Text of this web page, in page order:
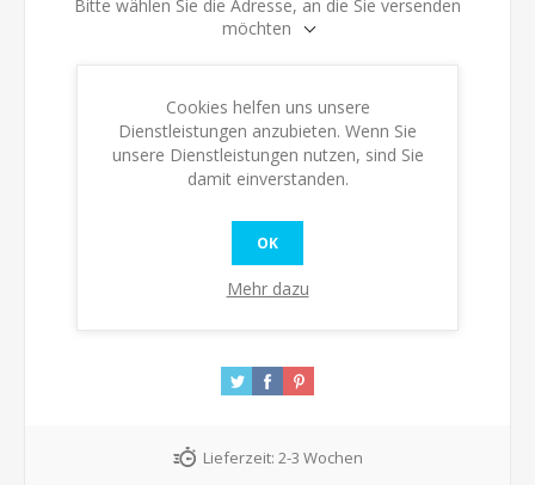
Bitte wählen Sie die Adresse, an die Sie versenden
möchten
Bitte benachrichtigen, wenn verfügbar
KAUFEN
Lieferzeit: 2-3 Wochen
Cookies helfen uns unsere
Dienstleistungen anzubieten. Wenn Sie
unsere Dienstleistungen nutzen, sind Sie
damit einverstanden.
OK
Mehr dazu